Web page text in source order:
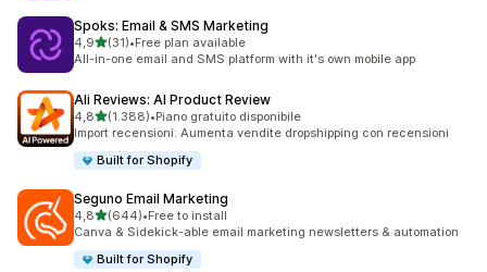
Spoks: Email & SMS Marketing
4,9stelle su 5
(31)
31 recensioni totali
•Free plan available
All-in-one email and SMS platform with it's own mobile app
Ali Reviews: AI Product Review
4,8stelle su 5
(1.388)
1388 recensioni totali
•Piano gratuito disponibile
Import recensioni: Aumenta vendite dropshipping con recensioni
Built for Shopify
Seguno Email Marketing
4,8stelle su 5
(644)
644 recensioni totali
•Free to install
Canva & Sidekick-able email marketing newsletters & automation
Built for Shopify